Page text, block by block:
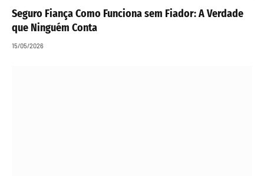
Seguro Fiança Como Funciona sem Fiador: A Verdade
que Ninguém Conta
15/05/2026